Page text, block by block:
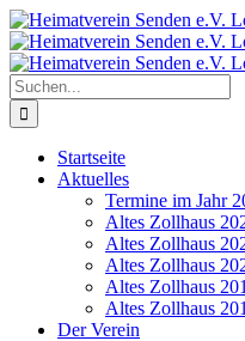
Zum
Inhalt
springen
Suche
nach:
Startseite
Aktuelles
Termine im Jahr
Altes Zollhaus
Altes Zollhaus
Altes Zollhaus
Altes Zollhaus
Altes Zollhaus
Der Verein